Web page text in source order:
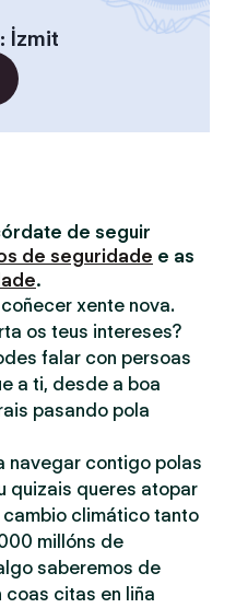
: İzmit
de seguir
de seguridade e as
.
xente nova.
os teus intereses?
falar con persoas
a ti, desde a boa
pasando pola
navegar contigo polas
quizais queres atopar
climático tanto
millóns de
saberemos de
coas citas en liña